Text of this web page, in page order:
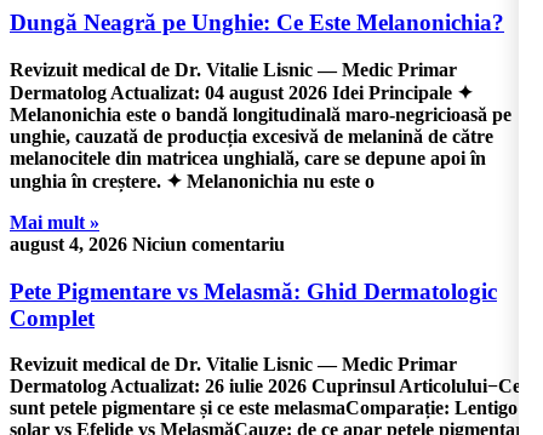
Dungă Neagră pe Unghie: Ce Este Melanonichia?
Revizuit medical de Dr. Vitalie Lisnic — Medic Primar
Dermatolog Actualizat: 04 august 2026 Idei Principale ✦
Melanonichia este o bandă longitudinală maro-negricioasă pe
unghie, cauzată de producția excesivă de melanină de către
melanocitele din matricea unghială, care se depune apoi în
unghia în creștere. ✦ Melanonichia nu este o
Mai mult »
august 4, 2026 Niciun comentariu
Pete Pigmentare vs Melasmă: Ghid Dermatologic
Complet
Revizuit medical de Dr. Vitalie Lisnic — Medic Primar
Dermatolog Actualizat: 26 iulie 2026 Cuprinsul Articolului−Ce
sunt petele pigmentare și ce este melasmaComparație: Lentigo
solar vs Efelide vs MelasmăCauze: de ce apar petele pigmentare